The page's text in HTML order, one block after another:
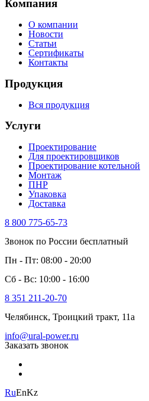
Компания
О компании
Новости
Статьи
Сертификаты
Контакты
Продукция
Вся продукция
Услуги
Проектирование
Для проектировщиков
Проектирование котельной
Монтаж
ПНР
Упаковка
Доставка
8 800 775-65-73
Звонок по России бесплатный
Пн - Пт: 08:00 - 20:00
Сб - Вс: 10:00 - 16:00
8 351 211-20-70
Челябинск, Троицкий тракт, 11а
info@ural-power.ru
Заказать звонок
RuEnKz